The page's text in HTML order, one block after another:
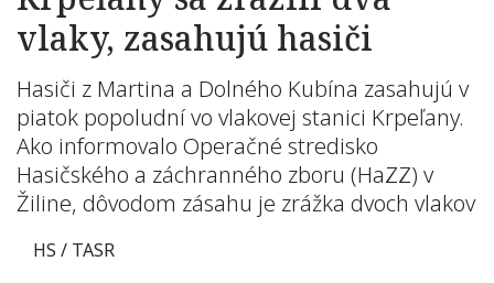
vlaky, zasahujú hasiči
Hasiči z Martina a Dolného Kubína zasahujú v
piatok popoludní vo vlakovej stanici Krpeľany.
Ako informovalo Operačné stredisko
Hasičského a záchranného zboru (HaZZ) v
Žiline, dôvodom zásahu je zrážka dvoch vlakov
HS / TASR